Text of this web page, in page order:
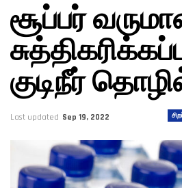
சூப்பர்
குடிநீர்
Last updated Sep 19, 2022